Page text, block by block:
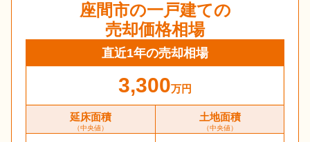
座間市の一戸建ての
売却価格相場
直近1年の売却相場
3,300万円
延床面積
（中央値）
土地面積
（中央値）